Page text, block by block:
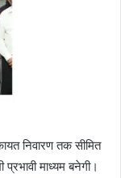
निवारण तक सीमित
माध्यम बनेगी।